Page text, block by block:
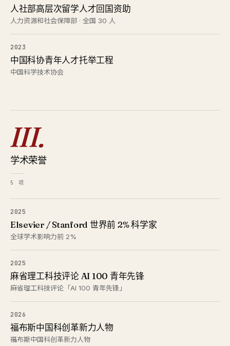
人社部高层次留学人才回国资助
人力资源和社会保障部 · 全国 30 人
2023
中国科协青年人才托举工程
中国科学技术协会
III.
学术荣誉
5 项
2025
Elsevier / Stanford 世界前 2% 科学家
全球学术影响力前 2%
2025
麻省理工科技评论 AI 100 青年先锋
麻省理工科技评论「AI 100 青年先锋」
2026
福布斯中国科创革新力人物
福布斯中国科创革新力人物